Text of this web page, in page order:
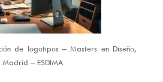
de logotipos – Masters en Diseño,
– ESDIMA